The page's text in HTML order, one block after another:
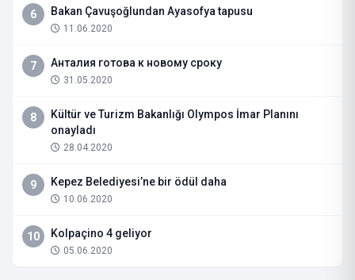
6 Bakan Çavuşoğlundan Ayasofya tapusu
11.06.2020
7 Анталия готова к новому сроку
31.05.2020
8
Kültür ve Turizm Bakanlığı Olympos İmar Planını
onayladı
28.04.2020
9 Kepez Belediyesi’ne bir ödül daha
10.06.2020
10 Kolpaçino 4 geliyor
05.06.2020